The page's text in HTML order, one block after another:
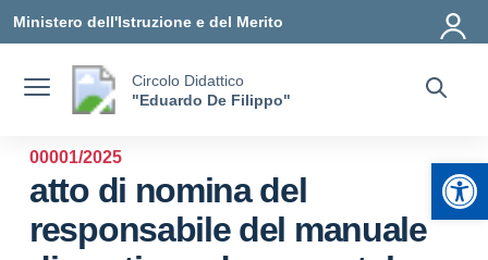
Ministero dell'Istruzione e del Merito
Circolo Didattico
"Eduardo De Filippo"
00001/2025
atto di nomina del
responsabile del manuale